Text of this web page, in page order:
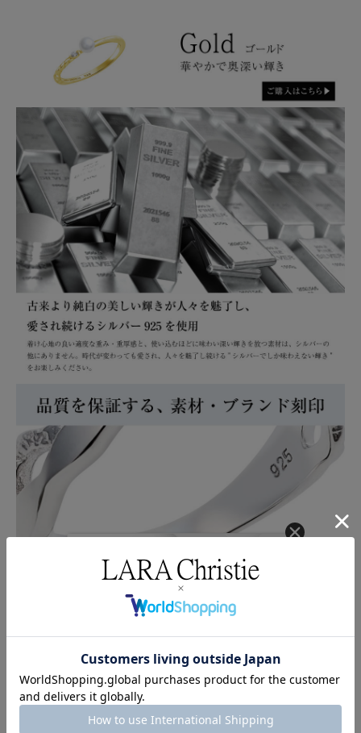
クーポンコード
AUG3